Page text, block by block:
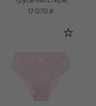
17 070 ₽